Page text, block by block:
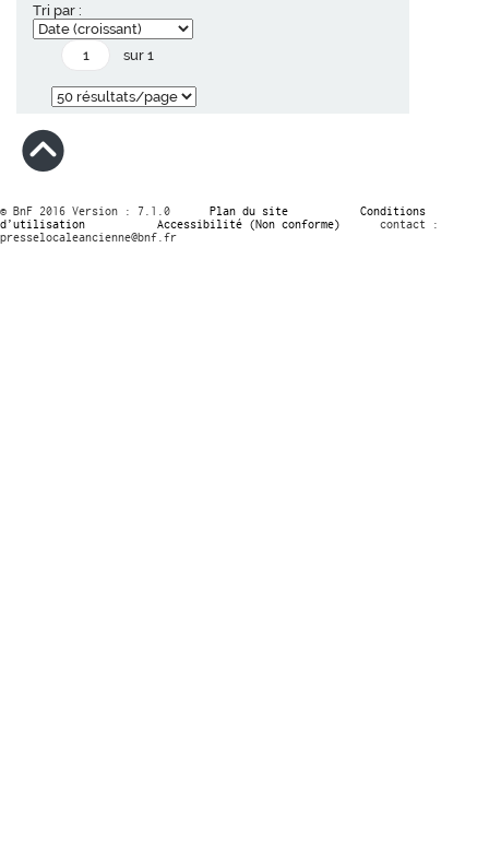
Tri par :
sur 1
© BnF 2016 Version : 7.1.0 Plan du site
Conditions
d’utilisation
Accessibilité (Non conforme)
contact :
presselocaleancienne@bnf.fr